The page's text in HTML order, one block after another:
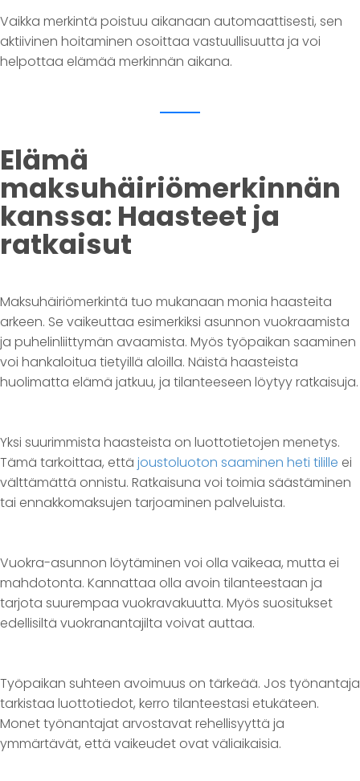
Vaikka merkintä poistuu aikanaan automaattisesti, sen
aktiivinen hoitaminen osoittaa vastuullisuutta ja voi
helpottaa elämää merkinnän aikana.
Elämä
maksuhäiriömerkinnän
kanssa: Haasteet ja
ratkaisut
Maksuhäiriömerkintä tuo mukanaan monia haasteita
arkeen. Se vaikeuttaa esimerkiksi asunnon vuokraamista
ja puhelinliittymän avaamista. Myös työpaikan saaminen
voi hankaloitua tietyillä aloilla. Näistä haasteista
huolimatta elämä jatkuu, ja tilanteeseen löytyy ratkaisuja.
Yksi suurimmista haasteista on luottotietojen menetys.
Tämä tarkoittaa, että joustoluoton saaminen heti tilille ei
välttämättä onnistu. Ratkaisuna voi toimia säästäminen
tai ennakkomaksujen tarjoaminen palveluista.
Vuokra-asunnon löytäminen voi olla vaikeaa, mutta ei
mahdotonta. Kannattaa olla avoin tilanteestaan ja
tarjota suurempaa vuokravakuutta. Myös suositukset
edellisiltä vuokranantajilta voivat auttaa.
Työpaikan suhteen avoimuus on tärkeää. Jos työnantaja
tarkistaa luottotiedot, kerro tilanteestasi etukäteen.
Monet työnantajat arvostavat rehellisyyttä ja
ymmärtävät, että vaikeudet ovat väliaikaisia.